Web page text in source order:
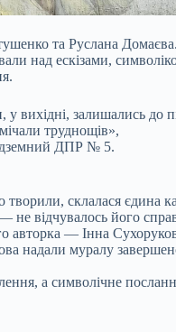
та Руслана
над ескізами,
вихідні, залишались до
труднощів»,
ДПР № 5.
склалася єдина
не відчувалось його
— Інна
надали муралу
а символічне